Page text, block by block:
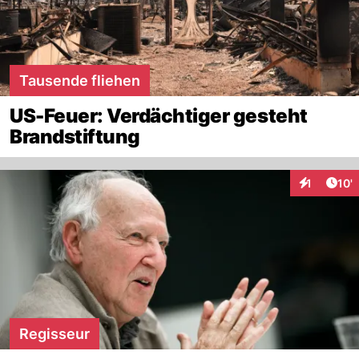
Tausende fliehen
US-Feuer: Verdächtiger gesteht
Brandstiftung
1 10'
Regisseur